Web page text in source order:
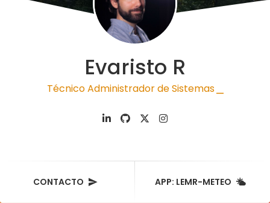
Evaristo R
Técnico Administrador de Sistemas |
CONTACTO APP: LEMR-METEO